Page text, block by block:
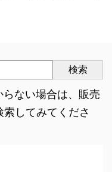
検索
ない場合は、販売
してみてくださ